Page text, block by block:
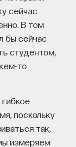
сейчас
В том
бы сейчас
студентом,
то
поскольку
так,
измеряем
сказать,
случилось
будущий
времени
муха,